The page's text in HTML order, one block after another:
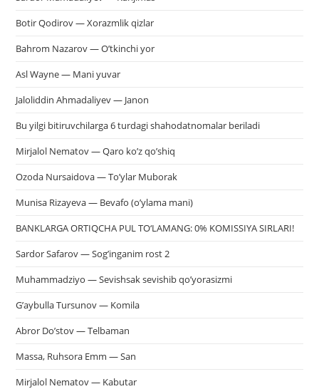
Botir Qodirov — Xorazmlik qizlar
Bahrom Nazarov — O’tkinchi yor
Asl Wayne — Mani yuvar
Jaloliddin Ahmadaliyev — Janon
Bu yilgi bitiruvchilarga 6 turdagi shahodatnomalar beriladi
Mirjalol Nematov — Qaro ko’z qo’shiq
Ozoda Nursaidova — To’ylar Muborak
Munisa Rizayeva — Bevafo (o’ylama mani)
BANKLARGA ORTIQCHA PUL TO‘LAMANG: 0% KOMISSIYA SIRLARI!
Sardor Safarov — Sog’inganim rost 2
Muhammadziyo — Sevishsak sevishib qo’yorasizmi
G’aybulla Tursunov — Komila
Abror Do’stov — Telbaman
Massa, Ruhsora Emm — San
Mirjalol Nematov — Kabutar